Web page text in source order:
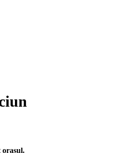
orașul.